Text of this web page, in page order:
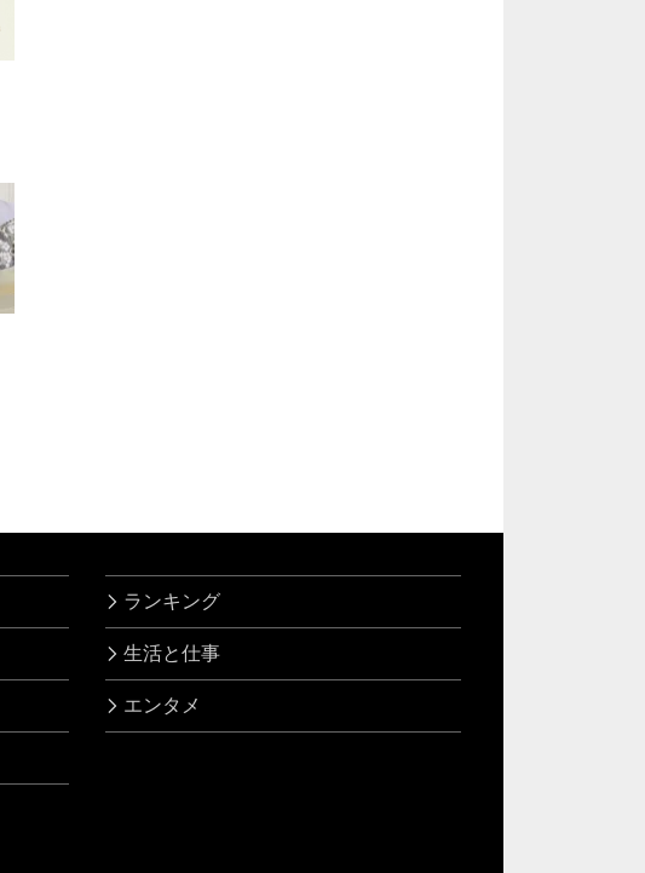
ランキング
生活と仕事
エンタメ